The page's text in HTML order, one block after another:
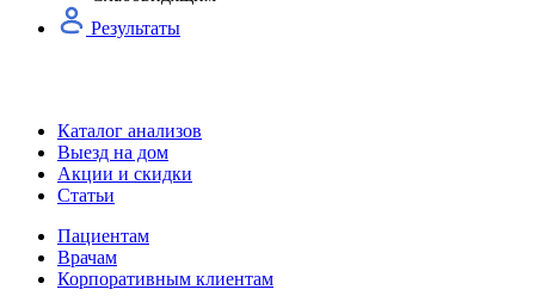
Результаты
Каталог анализов
Выезд на дом
Акции и скидки
Статьи
Пациентам
Врачам
Корпоративным клиентам